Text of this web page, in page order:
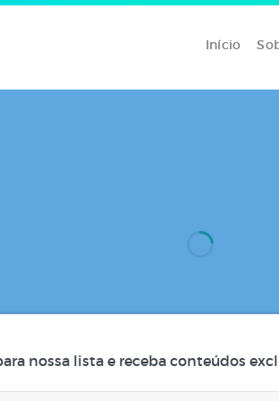
Início
nossa lista e receba conteúdos